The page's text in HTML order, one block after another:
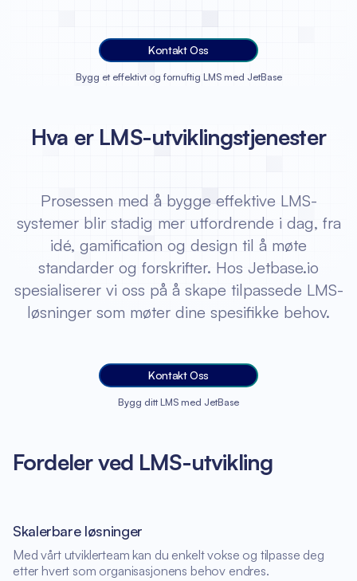
Kontakt Oss
Bygg et effektivt og fornuftig LMS med JetBase
Hva er LMS-utviklingstjenester
Prosessen med å bygge effektive LMS-
systemer blir stadig mer utfordrende i dag, fra
idé, gamification og design til å møte
standarder og forskrifter. Hos Jetbase.io
spesialiserer vi oss på å skape tilpassede LMS-
løsninger som møter dine spesifikke behov.
Kontakt Oss
Bygg ditt LMS med JetBase
Fordeler ved LMS-utvikling
Skalerbare løsninger
Med vårt utviklerteam kan du enkelt vokse og tilpasse deg
etter hvert som organisasjonens behov endres.